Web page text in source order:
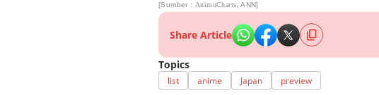
[Sumber : AnimuCharts ,ANN]
Share Article
Topics
list anime Japan preview